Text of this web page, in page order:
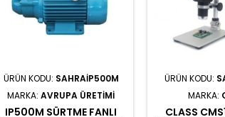
ÜRÜN KODU: SAHRAIP500M
MARKA:AVRUPA ÜRETIMI
IP500M SÜRTME FANLI
ÜRÜN KODU:
MARKA:
CLASS